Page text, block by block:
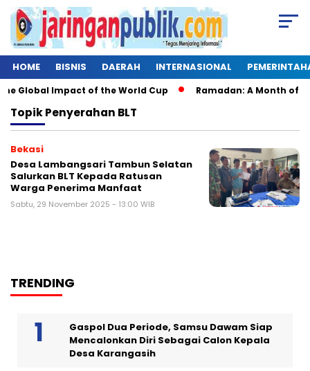
HOME BISNIS DAERAH INTERNASIONAL
Global Impact of the World Cup Ramadan: A Month of
TopikPenyerahan BLT
Bekasi
Desa Lambangsari Tambun Selatan
Salurkan BLT Kepada Ratusan
Warga Penerima Manfaat
Sabtu, 29 November 2025 - 13:00 WIB
TRENDING
Gaspol Dua Periode, Samsu Dawam Siap
Mencalonkan Diri Sebagai Calon Kepala
Desa Karangasih